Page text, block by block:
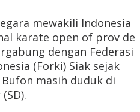
mewakili Indonesia
karate open of prov de
dengan Federasi
(Forki) Siak sejak
masih duduk di